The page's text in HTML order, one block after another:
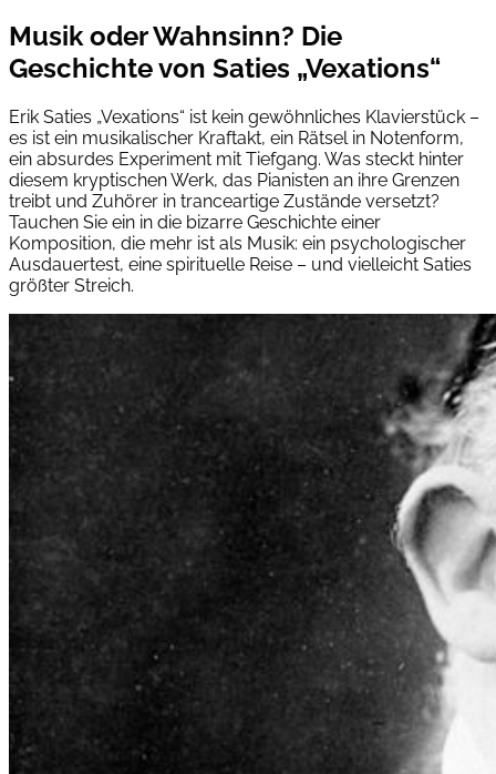
Musik oder Wahnsinn? Die
Geschichte von Saties „Vexations“
Erik Saties „Vexations“ ist kein gewöhnliches Klavierstück –
es ist ein musikalischer Kraftakt, ein Rätsel in Notenform,
ein absurdes Experiment mit Tiefgang. Was steckt hinter
diesem kryptischen Werk, das Pianisten an ihre Grenzen
treibt und Zuhörer in tranceartige Zustände versetzt?
Tauchen Sie ein in die bizarre Geschichte einer
Komposition, die mehr ist als Musik: ein psychologischer
Ausdauertest, eine spirituelle Reise – und vielleicht Saties
größter Streich.